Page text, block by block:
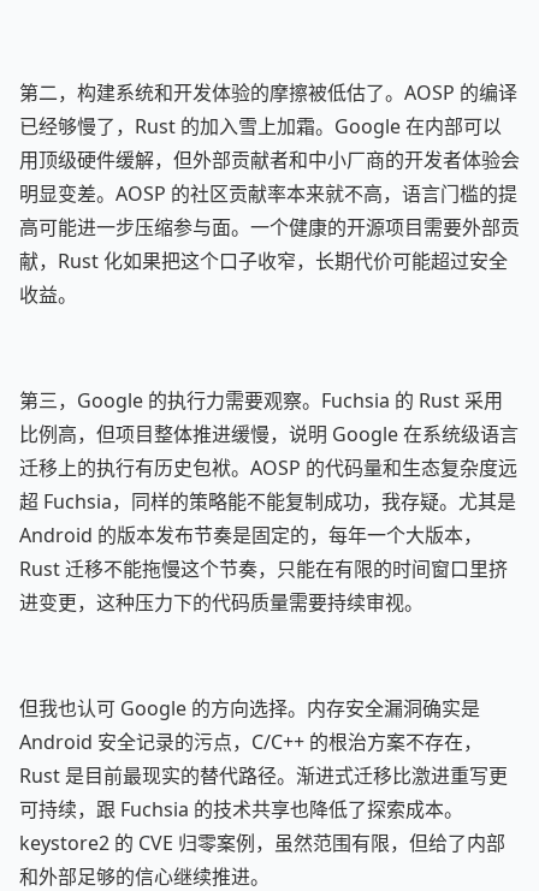
第二，构建系统和开发体验的摩擦被低估了。AOSP 的编译
已经够慢了，Rust 的加入雪上加霜。Google 在内部可以
用顶级硬件缓解，但外部贡献者和中小厂商的开发者体验会
明显变差。AOSP 的社区贡献率本来就不高，语言门槛的提
高可能进一步压缩参与面。一个健康的开源项目需要外部贡
献，Rust 化如果把这个口子收窄，长期代价可能超过安全
收益。
第三，Google 的执行力需要观察。Fuchsia 的 Rust 采用
比例高，但项目整体推进缓慢，说明 Google 在系统级语言
迁移上的执行有历史包袱。AOSP 的代码量和生态复杂度远
超 Fuchsia，同样的策略能不能复制成功，我存疑。尤其是
Android 的版本发布节奏是固定的，每年一个大版本，
Rust 迁移不能拖慢这个节奏，只能在有限的时间窗口里挤
进变更，这种压力下的代码质量需要持续审视。
但我也认可 Google 的方向选择。内存安全漏洞确实是
Android 安全记录的污点，C/C++ 的根治方案不存在，
Rust 是目前最现实的替代路径。渐进式迁移比激进重写更
可持续，跟 Fuchsia 的技术共享也降低了探索成本。
keystore2 的 CVE 归零案例，虽然范围有限，但给了内部
和外部足够的信心继续推进。